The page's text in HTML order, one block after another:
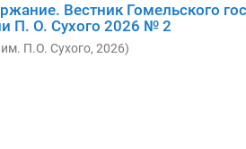
Вестник Гомельского
П. О. Сухого 2026 № 2
П.О. Сухого, 2026)